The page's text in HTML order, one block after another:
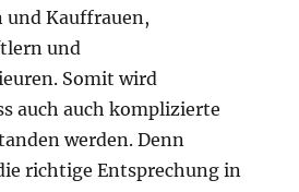
Kauffrauen,
und
Somit wird
auch auch komplizierte
werden. Denn
richtige Entsprechung in